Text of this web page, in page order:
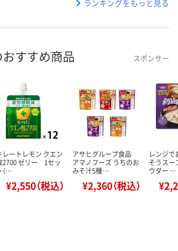
ランキングをもっと見る
すすめ商品 スポンサー
レートレモン クエン
2700 ゼリー 1セッ
（…
¥2,550（税込）
アサヒグループ食品
アマノフーズ うちのお
みそ汁5種…
¥2,360（税込）
レンジで
そうスー
ウダー …